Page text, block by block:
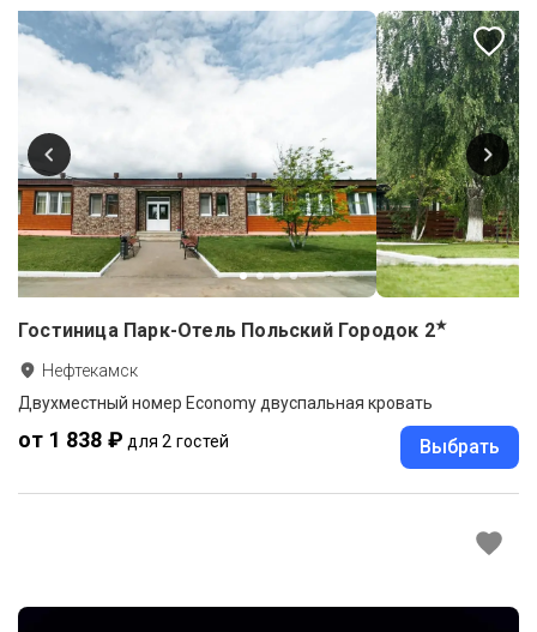
Гостиница Парк-Отель Польский Городок 2★
Нефтекамск
Двухместный номер Economy двуспальная кровать
от 1 838 ₽ для 2 гостей Выбрать